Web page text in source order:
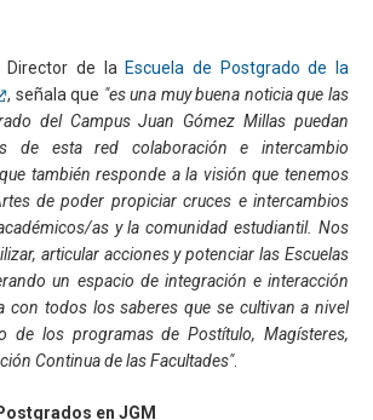
Director de laEscuela de Postgrado de la
, señala que "es una muy buena noticia que las
del Campus Juan Gómez Millas puedan
de esta red colaboración e intercambio
también responde a la visión que tenemos
de poder propiciar cruces e intercambios
as y la comunidad estudiantil. Nos
articular acciones y potenciar las Escuelas
un espacio de integración e interacción
con todos los saberes que se cultivan a nivel
de los programas de Postítulo, Magísteres,
Continua de las Facultades".
en JGM